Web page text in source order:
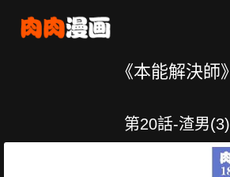
《本能解決師》
第20話-渣男(3)